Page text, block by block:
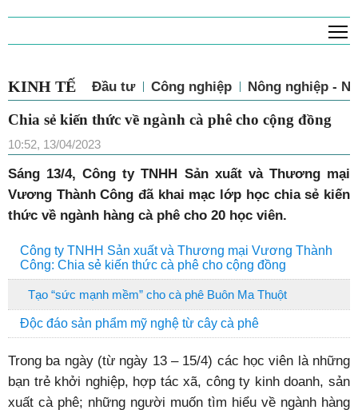
KINH TẾ Đầu tư Công nghiệp Nông nghiệp -
Chia sẻ kiến thức về ngành cà phê cho cộng đồng
10:52, 13/04/2023
Sáng 13/4, Công ty TNHH Sản xuất và Thương mại
Vương Thành Công đã khai mạc lớp học chia sẻ kiến
thức về ngành hàng cà phê cho 20 học viên.
Công ty TNHH Sản xuất và Thương mại Vương Thành
Công: Chia sẻ kiến thức cà phê cho cộng đồng
Tạo “sức mạnh mềm” cho cà phê Buôn Ma Thuột
Độc đáo sản phẩm mỹ nghệ từ cây cà phê
Trong ba ngày (từ ngày 13 – 15/4) các học viên là những
bạn trẻ khởi nghiệp, hợp tác xã, công ty kinh doanh, sản
xuất cà phê; những người muốn tìm hiểu về ngành hàng